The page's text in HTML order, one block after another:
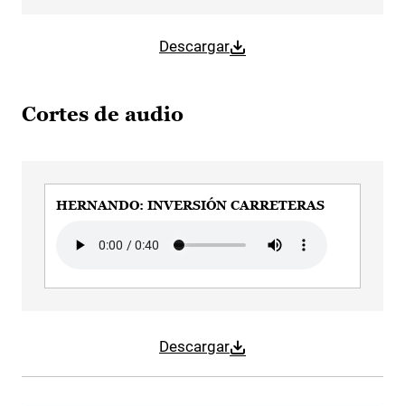
Descargar
Cortes de audio
Descargar
HERNANDO: INVERSIÓN CARRETERAS